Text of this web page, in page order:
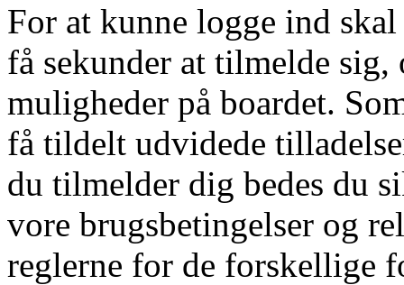
For at kunne logge ind
få sekunder at tilmelde
muligheder på boardet.
få tildelt udvidede
du tilmelder dig bedes du
vore brugsbetingelser og
reglerne for de forskellige